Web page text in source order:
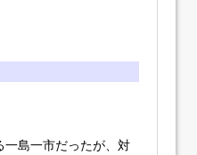
一島一市だったが、対